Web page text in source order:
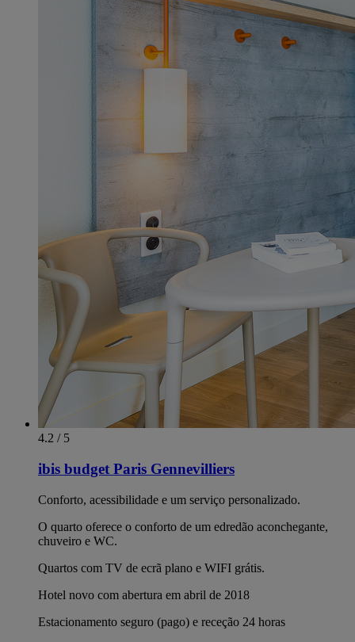
4.2 / 5
ibis budget Paris Gennevilliers
Conforto, acessibilidade e um serviço personalizado.
O quarto oferece o conforto de um edredão aconchegante,
chuveiro e WC.
Quartos com TV de ecrã plano e WIFI grátis.
Hotel novo com abertura em abril de 2018
Estacionamento seguro (pago) e receção 24 horas